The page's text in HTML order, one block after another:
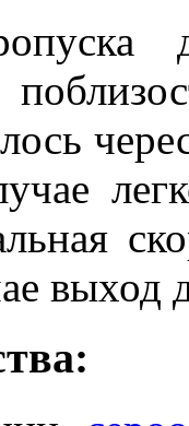
выход